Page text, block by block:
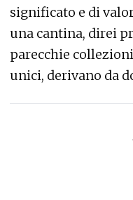
significato e di
una cantina, direi
parecchie
unici, derivano da